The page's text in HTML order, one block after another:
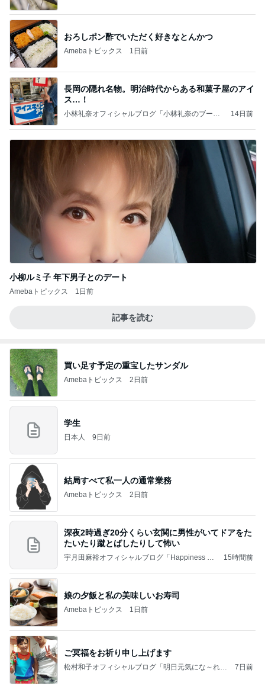
おろしポン酢でいただく好きなとんかつ
Amebaトピックス 1日前
長岡の隠れ名物。明治時代からある和菓子屋のアイ
ス…！
小林礼奈オフィシャルブログ「小林礼奈のブーブ
14日前
小柳ルミ子 年下男子とのデート
Amebaトピックス 1日前
記事を読む
買い足す予定の重宝したサンダル
Amebaトピックス 2日前
学生
日本人 9日前
結局すべて私一人の通常業務
Amebaトピックス 2日前
深夜2時過ぎ20分くらい玄関に男性がいてドアをた
たいたり蹴とばしたりして怖い
宇月田麻裕オフィシャルブログ「Happiness Fa
15時間前
娘の夕飯と私の美味しいお寿司
Amebaトピックス 1日前
ご冥福をお祈り申し上げます
松村和子オフィシャルブログ「明日元気にな～れ」
7日前